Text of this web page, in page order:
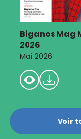
Biganos Mag
2026
Mai 2026
Voir